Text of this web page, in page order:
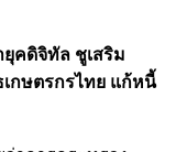
คดิจิทัล ชูเสริม
กษตรกรไทย แก้หนี้